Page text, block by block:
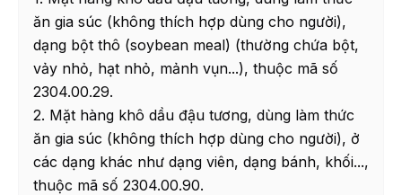
ăn gia súc (không thích hợp dùng cho người),
dạng bột thô (soybean meal) (thường chứa bột,
vảy nhỏ, hạt nhỏ, mảnh vụn...), thuộc mã số
2304.00.29.
2. Mặt hàng khô dầu đậu tương, dùng làm thức
ăn gia súc (không thích hợp dùng cho người), ở
các dạng khác như dạng viên, dạng bánh, khối...,
thuộc mã số 2304.00.90.